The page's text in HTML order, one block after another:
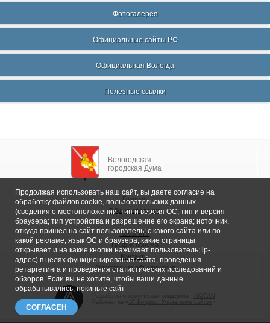
Фотогалерея
Официальные сайты РФ
Официальная Вологда
Полезные ссылки
Вологодская
городская Дума
Главная
Общие сведения
Депутаты
Комитеты
График приема
Контакты
Депутатские объединения
1С-Битрикс: Управление сайтом
Продолжая использовать наш сайт, вы даете согласие на
обработку файлов cookie, пользовательских данных
(сведения о местоположении; тип и версия ОС; тип и версия
браузера; тип устройства и разрешение его экрана; источник,
откуда пришел на сайт пользователь; с какого сайта или по
какой рекламе; язык ОС и браузера; какие страницы
открывает и на какие кнопки нажимает пользователь; ip-
адрес) в целях функционирования сайта, проведения
ретаргетинга и проведения статистических исследований и
обзоров. Если вы не хотите, чтобы ваши данные
обрабатывались, покиньте сайт
СОГЛАСЕН